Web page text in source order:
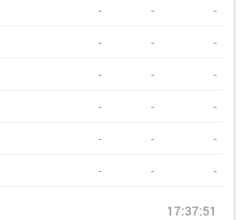
- - -
- - -
- - -
- - -
- - -
- - -
17:37:51